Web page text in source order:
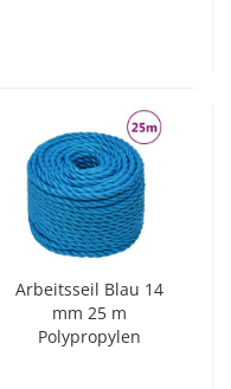
Arbeitsseil Blau 14
mm 25 m
Polypropylen